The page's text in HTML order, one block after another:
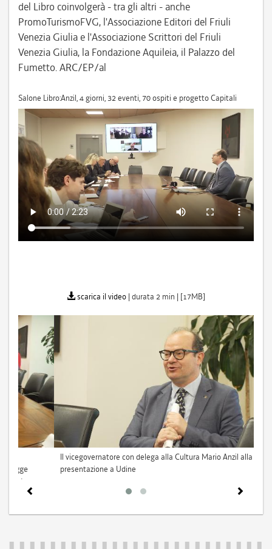
del Libro coinvolgerà - tra gli altri - anche
PromoTurismoFVG, l'Associazione Editori del Friuli
Venezia Giulia e l'Associazione Scrittori del Friuli
Venezia Giulia, la Fondazione Aquileia, il Palazzo del
Fumetto. ARC/EP/al
Salone Libro:Anzil, 4 giorni, 32 eventi, 70 ospiti e progetto Capitali
scarica il video | durata 2 min | [17MB]
nella sede della Regione a Udine, in
in direttore artistico della Fondazione Pnlegge
e l'assessore alla Cultura del Comune di Pordenone
Il vicegovernatore